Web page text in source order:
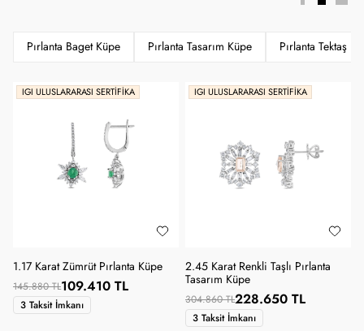
Pırlanta Baget Küpe Pırlanta Tasarım Küpe Pırlanta Tektaş
IGI ULUSLARARASI SERTIFIKA
1.17 Karat Zümrüt Pırlanta Küpe
145.880 TL109.410 TL
3 Taksit İmkanı
IGI ULUSLARARASI SERTIFIKA
2.45 Karat Renkli Taşlı Pırlanta
Tasarım Küpe
304.860 TL228.650 TL
3 Taksit İmkanı